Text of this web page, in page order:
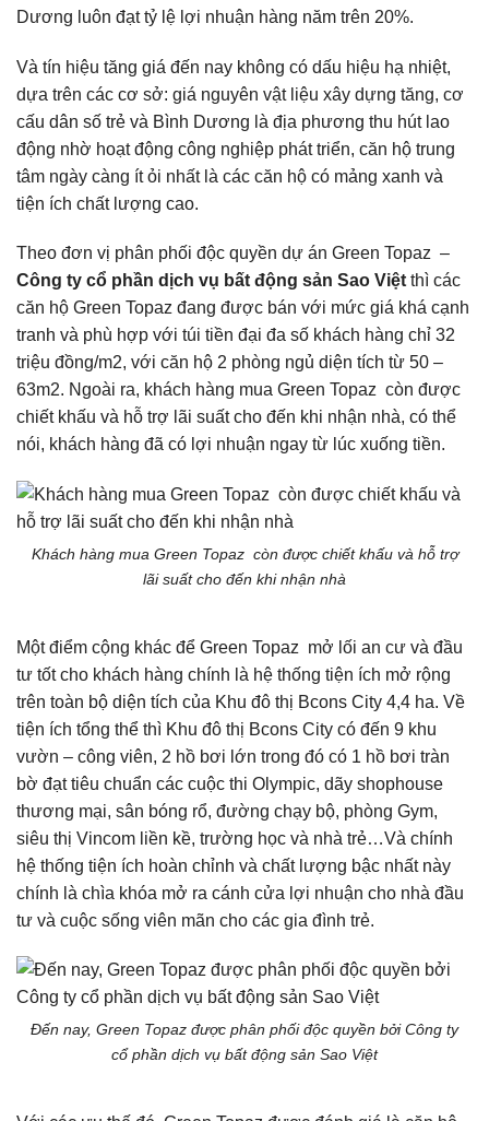
Dương luôn đạt tỷ lệ lợi nhuận hàng năm trên 20%.
Và tín hiệu tăng giá đến nay không có dấu hiệu hạ nhiệt,
dựa trên các cơ sở: giá nguyên vật liệu xây dựng tăng, cơ
cấu dân số trẻ và Bình Dương là địa phương thu hút lao
động nhờ hoạt động công nghiệp phát triển, căn hộ trung
tâm ngày càng ít ỏi nhất là các căn hộ có mảng xanh và
tiện ích chất lượng cao.
Theo đơn vị phân phối độc quyền dự án Green Topaz –
Công ty cổ phần dịch vụ bất động sản Sao Việt thì các
căn hộ Green Topaz đang được bán với mức giá khá cạnh
tranh và phù hợp với túi tiền đại đa số khách hàng chỉ 32
triệu đồng/m2, với căn hộ 2 phòng ngủ diện tích từ 50 –
63m2. Ngoài ra, khách hàng mua Green Topaz còn được
chiết khấu và hỗ trợ lãi suất cho đến khi nhận nhà, có thể
nói, khách hàng đã có lợi nhuận ngay từ lúc xuống tiền.
Khách hàng mua Green Topaz còn được chiết khấu và hỗ trợ
lãi suất cho đến khi nhận nhà
Một điểm cộng khác để Green Topaz mở lối an cư và đầu
tư tốt cho khách hàng chính là hệ thống tiện ích mở rộng
trên toàn bộ diện tích của Khu đô thị Bcons City 4,4 ha. Về
tiện ích tổng thể thì Khu đô thị Bcons City có đến 9 khu
vườn – công viên, 2 hồ bơi lớn trong đó có 1 hồ bơi tràn
bờ đạt tiêu chuẩn các cuộc thi Olympic, dãy shophouse
thương mại, sân bóng rổ, đường chạy bộ, phòng Gym,
siêu thị Vincom liền kề, trường học và nhà trẻ…Và chính
hệ thống tiện ích hoàn chỉnh và chất lượng bậc nhất này
chính là chìa khóa mở ra cánh cửa lợi nhuận cho nhà đầu
tư và cuộc sống viên mãn cho các gia đình trẻ.
Đến nay, Green Topaz được phân phối độc quyền bởi Công ty
cổ phần dịch vụ bất động sản Sao Việt